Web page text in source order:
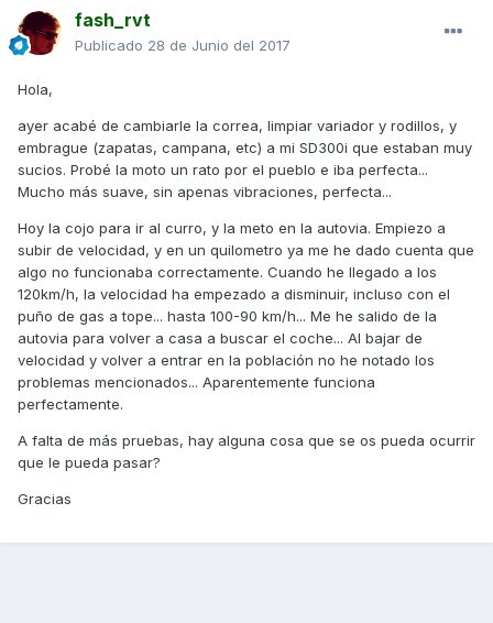
fash_rvt
Publicado 28 de Junio del 2017
Hola,
ayer acabé de cambiarle la correa, limpiar variador y rodillos, y
embrague (zapatas, campana, etc) a mi SD300i que estaban muy
sucios. Probé la moto un rato por el pueblo e iba perfecta...
Mucho más suave, sin apenas vibraciones, perfecta...
Hoy la cojo para ir al curro, y la meto en la autovia. Empiezo a
subir de velocidad, y en un quilometro ya me he dado cuenta que
algo no funcionaba correctamente. Cuando he llegado a los
120km/h, la velocidad ha empezado a disminuir, incluso con el
puño de gas a tope... hasta 100-90 km/h... Me he salido de la
autovia para volver a casa a buscar el coche... Al bajar de
velocidad y volver a entrar en la población no he notado los
problemas mencionados... Aparentemente funciona
perfectamente.
A falta de más pruebas, hay alguna cosa que se os pueda ocurrir
que le pueda pasar?
Gracias